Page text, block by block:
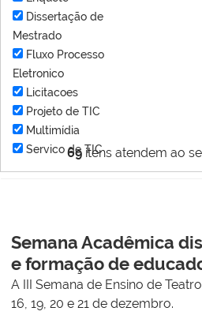
69 itens atendem ao
Dissertação de
Mestrado
Fluxo Processo
Eletronico
Licitacoes
Projeto de TIC
Multimídia
Servico de TIC
Semana Acadêmica
e formação de
A III Semana de Ensino de
16, 19, 20 e 21 de dezembro.